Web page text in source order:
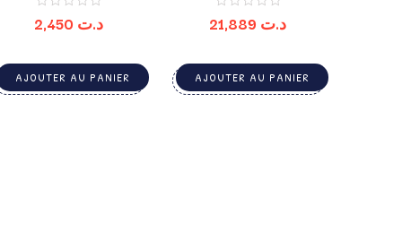
د.ت
AJOUTER AU PANIER
د.ت
AJOUTER AU PANIER